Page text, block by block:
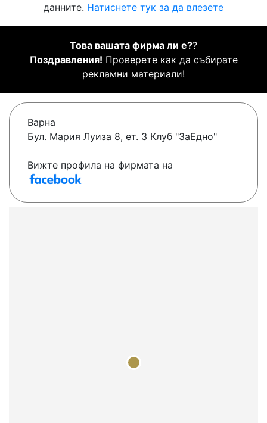
данните. Натиснете тук за да влезете
Това вашата фирма ли е??
Поздравления! Проверете как да събирате
рекламни материали!
Варна
Бул. Мария Луиза 8, ет. 3 Клуб "ЗаЕдно"
Вижте профила на фирмата на